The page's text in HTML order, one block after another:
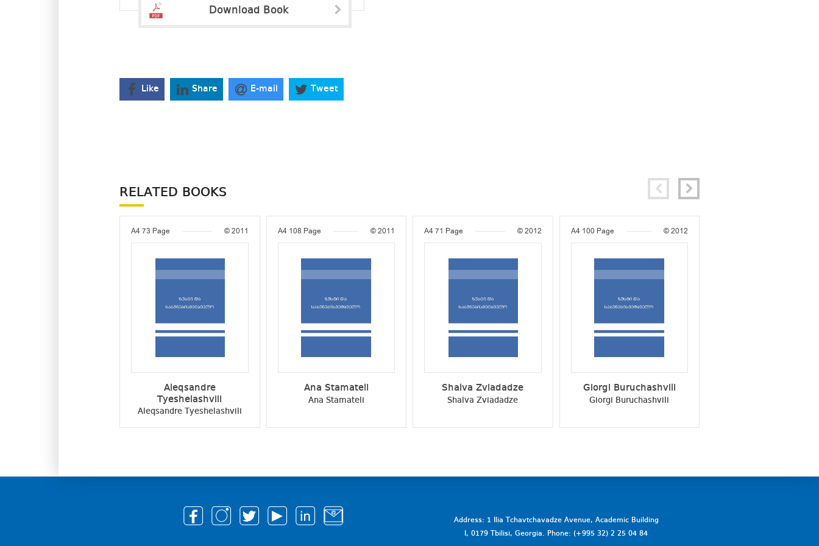
Download Book
Like Share E-mail Tweet
RELATED BOOKS
A4 73 Page © 2011
Aleqsandre
Tyeshelashvili
Aleqsandre Tyeshelashvili
A4 108 Page © 2011
Ana Stamateli
Ana Stamateli
A4 71 Page © 2012
Shalva Zviadadze
Shalva Zviadadze
A4 100 Page © 2012
Giorgi Buruchashvili
Giorgi Buruchashvili
Address: 1 Ilia Tchavtchavadze Avenue, Academic Building
I, 0179 Tbilisi, Georgia. Phone: (+995 32) 2 25 04 84